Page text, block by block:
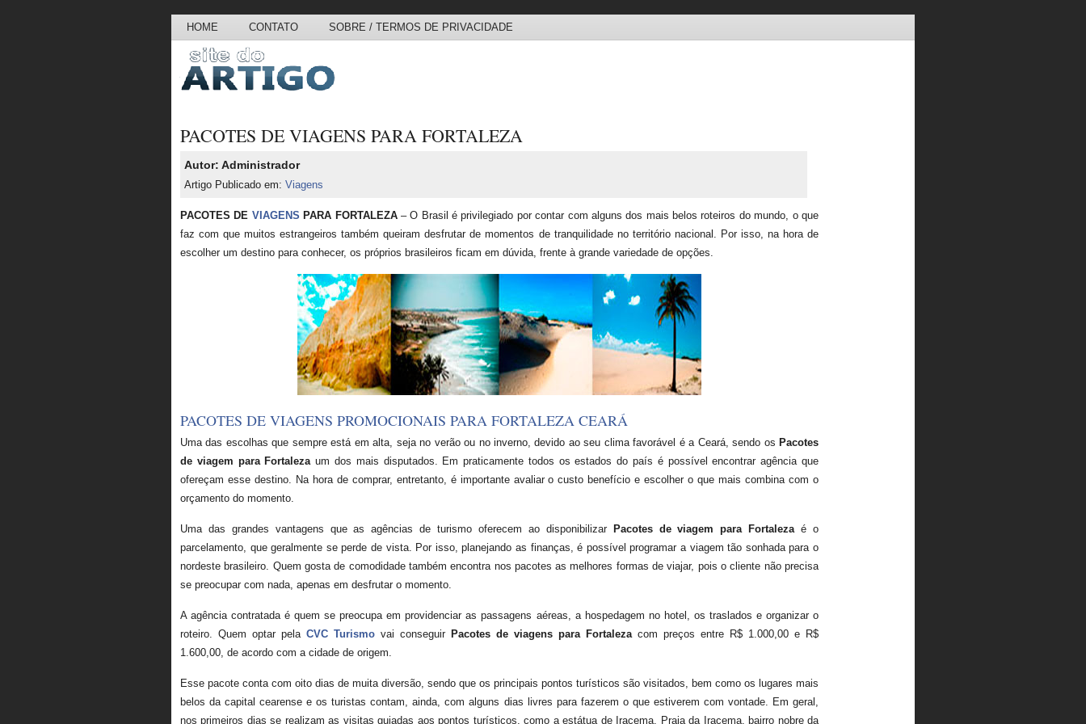
HOME CONTATO SOBRE / TERMOS DE PRIVACIDADE
PACOTES DE VIAGENS PARA FORTALEZA
Autor: Administrador
Artigo Publicado em: Viagens
PACOTES DE VIAGENS PARA FORTALEZA– O Brasil é privilegiado por contar com alguns dos mais belos roteiros do mundo, o que
faz com que muitos estrangeiros também queiram desfrutar de momentos de tranquilidade no território nacional. Por isso, na hora de
escolher um destino para conhecer, os próprios brasileiros ficam em dúvida, frente à grande variedade de opções.
PACOTES DE VIAGENS PROMOCIONAIS PARA FORTALEZA CEARÁ
Uma das escolhas que sempre está em alta, seja no verão ou no inverno, devido ao seu clima favorável é a Ceará, sendo os Pacotes
de viagem para Fortalezaum dos mais disputados. Em praticamente todos os estados do país é possível encontrar agência que
ofereçam esse destino. Na hora de comprar, entretanto, é importante avaliar o custo benefício e escolher o que mais combina com o
orçamento do momento.
Uma das grandes vantagens que as agências de turismo oferecem ao disponibilizar Pacotes de viagem para Fortalezaé o
parcelamento, que geralmente se perde de vista. Por isso, planejando as finanças, é possível programar a viagem tão sonhada para o
nordeste brasileiro. Quem gosta de comodidade também encontra nos pacotes as melhores formas de viajar, pois o cliente não precisa
se preocupar com nada, apenas em desfrutar o momento.
A agência contratada é quem se preocupa em providenciar as passagens aéreas, a hospedagem no hotel, os traslados e organizar o
roteiro. Quem optar pela CVC Turismo vai conseguir Pacotes de viagens para Fortalezacom preços entre R$ 1.000,00 e R$
1.600,00, de acordo com a cidade de origem.
Esse pacote conta com oito dias de muita diversão, sendo que os principais pontos turísticos são visitados, bem como os lugares mais
belos da capital cearense e os turistas contam, ainda, com alguns dias livres para fazerem o que estiverem com vontade. Em geral,
nos primeiros dias se realizam as visitas guiadas aos pontos turísticos, como a estátua de Iracema, Praia da Iracema, bairro nobre da